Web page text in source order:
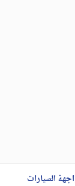
السيارات